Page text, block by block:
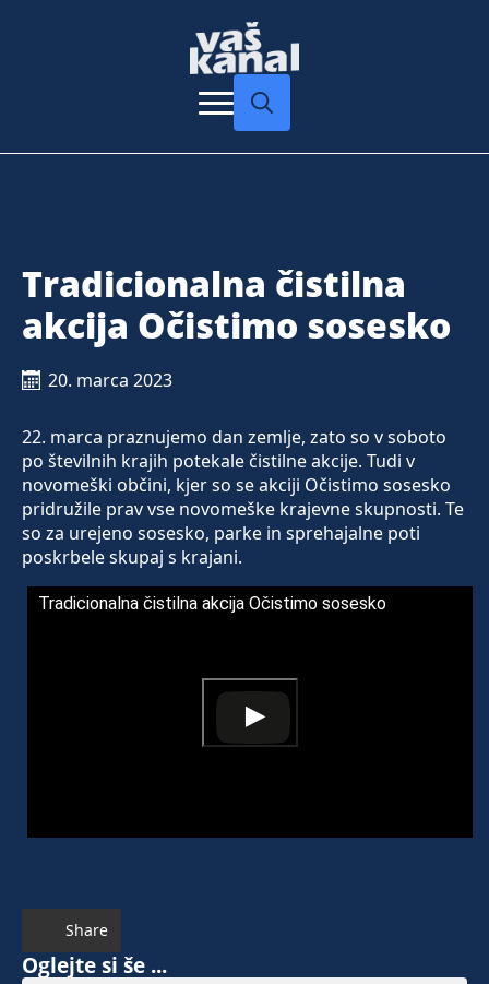
Tradicionalna čistilna
akcija Očistimo sosesko
20. marca 2023
22. marca praznujemo dan zemlje, zato so v soboto
po številnih krajih potekale čistilne akcije. Tudi v
novomeški občini, kjer so se akciji Očistimo sosesko
pridružile prav vse novomeške krajevne skupnosti. Te
so za urejeno sosesko, parke in sprehajalne poti
poskrbele skupaj s krajani.
Tradicionalna čistilna akcija Očistimo sosesko
Share
Oglejte si še ...